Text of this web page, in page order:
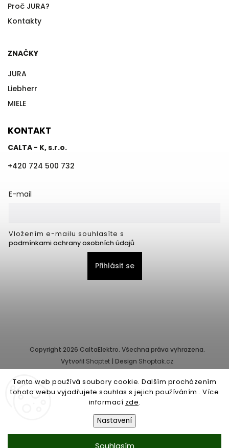
Tento web používá soubory cookie. Dalším procházením
tohoto webu vyjadřujete souhlas s jejich používáním.. Více
informací zde.
Nastavení
Souhlasím
Proč JURA?
Kontakty
ZNAČKY
JURA
Liebherr
MIELE
KONTAKT
CALTA - K, s.r.o.
+420 724 500 732
E-mail
Vložením e-mailu souhlasíte s
podmínkami ochrany osobních údajů
Přihlásit se
Copyright 2026 CaltaElektro. Všechna práva vyhrazena.
Vytvořil Shoptet | Design Shoptak.cz
Provozovatel e-shopu: CALTA - K, s.r.o., IČ: 25155822, Pernerova
10/32, Karlín, 186 00 Praha.
Společnost je zapsána v obchodním rejstříku vedeném Městským
soudem v Praze - oddíl C, vložka 87218.